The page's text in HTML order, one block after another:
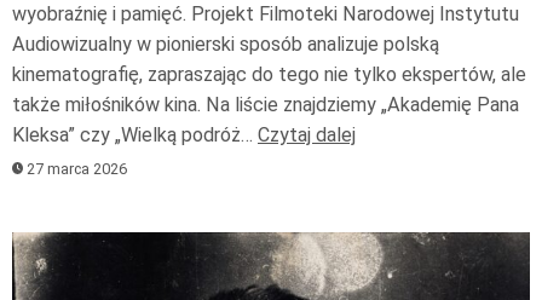
wyobraźnię i pamięć. Projekt Filmoteki Narodowej Instytutu
Audiowizualny w pionierski sposób analizuje polską
kinematografię, zapraszając do tego nie tylko ekspertów, ale
także miłośników kina. Na liście znajdziemy „Akademię Pana
Kleksa” czy „Wielką podróż… Czytaj dalej
27 marca 2026
Odtwarzacz
plików